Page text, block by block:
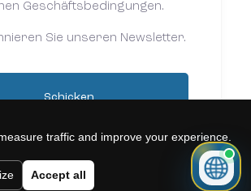
Geschäftsbedingungen.
Sie unseren Newsletter.
Schicken
traffic and improve your experience.
Accept all